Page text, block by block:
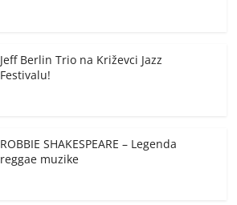
Jeff Berlin Trio na Križevci Jazz
Festivalu!
ROBBIE SHAKESPEARE – Legenda
reggae muzike